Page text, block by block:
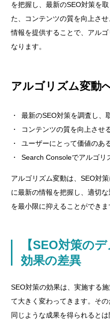
を把握し、最新のSEO対策を
た、コンテンツの質を向上さ
情報を提供することで、アル
なります。
アルゴリズム変動
最新のSEO対策を調査し、
コンテンツの質を向上させ
ユーザーにとって価値のあ
Search Consoleでアルゴリ
アルゴリズム変動は、SEO対
に最新の情報を把握し、適切
を最小限に抑えることができま
【SEO対策の
効果の差異
SEO対策の効果は、実施する
て大きく変わってきます。そ
同じような成果を得られるとは